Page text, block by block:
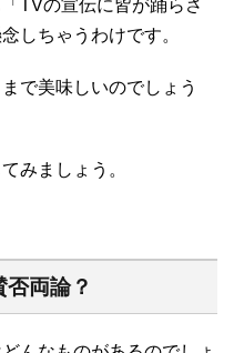
TVの宣伝に皆が踊らさ
しちゃうわけです。
で美味しいのでしょう
みましょう。
両論？